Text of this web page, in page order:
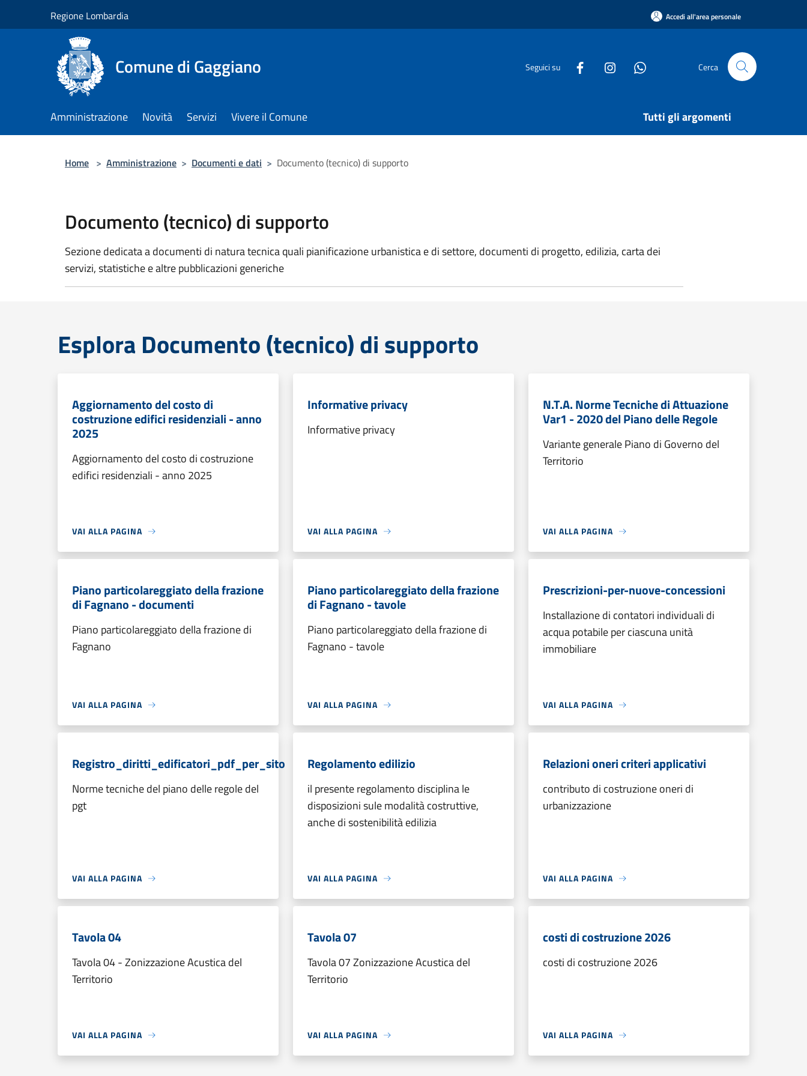
Regione Lombardia Accedi all'area personale
Comune di Gaggiano Seguici su Cerca
Amministrazione Novità Servizi Vivere il Comune Tutti gli argomenti
Home > Amministrazione > Documenti e dati > Documento (tecnico) di supporto
Documento (tecnico) di supporto
Sezione dedicata a documenti di natura tecnica quali pianificazione urbanistica e di settore, documenti di progetto, edilizia, carta dei
servizi, statistiche e altre pubblicazioni generiche
Esplora Documento (tecnico) di supporto
Aggiornamento del costo di
costruzione edifici residenziali - anno
2025
Aggiornamento del costo di costruzione
edifici residenziali - anno 2025
VAI ALLA PAGINA
Informative privacy
Informative privacy
VAI ALLA PAGINA
N.T.A. Norme Tecniche di Attuazione
Var1 - 2020 del Piano delle Regole
Variante generale Piano di Governo del
Territorio
VAI ALLA PAGINA
Piano particolareggiato della frazione
di Fagnano - documenti
Piano particolareggiato della frazione di
Fagnano
VAI ALLA PAGINA
Piano particolareggiato della frazione
di Fagnano - tavole
Piano particolareggiato della frazione di
Fagnano - tavole
VAI ALLA PAGINA
Prescrizioni-per-nuove-concessioni
Installazione di contatori individuali di
acqua potabile per ciascuna unità
immobiliare
VAI ALLA PAGINA
Registro_diritti_edificatori_pdf_per_sito
Norme tecniche del piano delle regole del
pgt
VAI ALLA PAGINA
Regolamento edilizio
il presente regolamento disciplina le
disposizioni sule modalità costruttive,
anche di sostenibilità edilizia
VAI ALLA PAGINA
Relazioni oneri criteri applicativi
contributo di costruzione oneri di
urbanizzazione
VAI ALLA PAGINA
Tavola 04
Tavola 04 - Zonizzazione Acustica del
Territorio
VAI ALLA PAGINA
Tavola 07
Tavola 07 Zonizzazione Acustica del
Territorio
VAI ALLA PAGINA
costi di costruzione 2026
costi di costruzione 2026
VAI ALLA PAGINA